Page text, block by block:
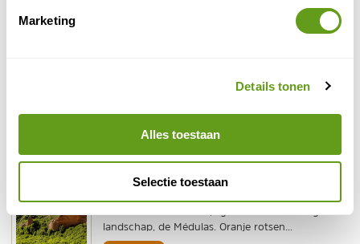
Marketing
Details tonen
Alles toestaan
Selectie toestaan
jungle is, heeft het mis. Een fietstour biedt de
groene kant...
BEKIJK
Las Medulas
landschap, de Médulas. Oranje rotsen...